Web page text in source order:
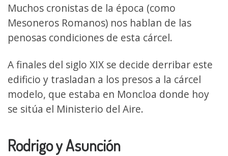
Muchos cronistas de la época (como
Mesoneros Romanos) nos hablan de las
penosas condiciones de esta cárcel.
A finales del siglo XIX se decide derribar este
edificio y trasladan a los presos a la cárcel
modelo, que estaba en Moncloa donde hoy
se sitúa el Ministerio del Aire.
Rodrigo y Asunción